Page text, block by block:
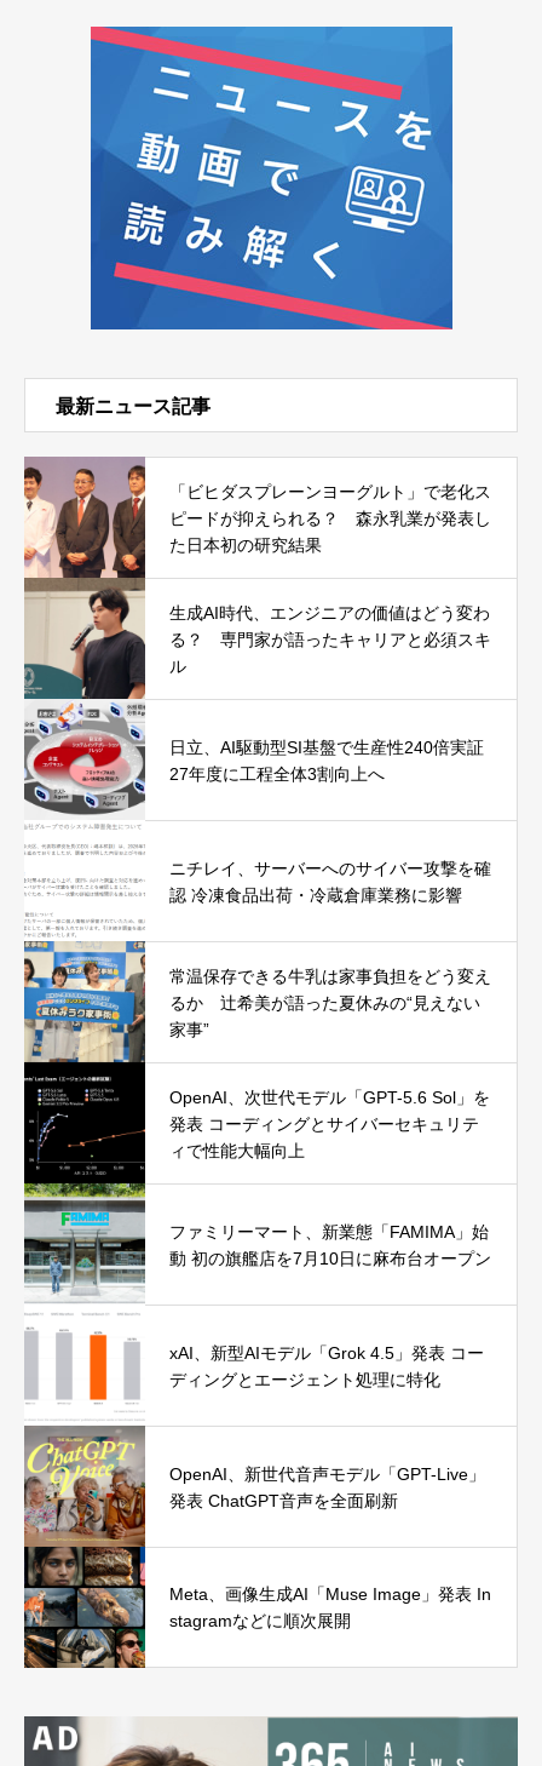
最新ニュース記事
「ビヒダスプレーンヨーグルト」で老化ス
ピードが抑えられる？ 森永乳業が発表し
た日本初の研究結果
生成AI時代、エンジニアの価値はどう変わ
る？ 専門家が語ったキャリアと必須スキ
ル
日立、AI駆動型SI基盤で生産性240倍実証
27年度に工程全体3割向上へ
ニチレイ、サーバーへのサイバー攻撃を確
認 冷凍食品出荷・冷蔵倉庫業務に影響
常温保存できる牛乳は家事負担をどう変え
るか 辻希美が語った夏休みの“見えない
家事”
OpenAI、次世代モデル「GPT-5.6 Sol」を
発表 コーディングとサイバーセキュリテ
ィで性能大幅向上
ファミリーマート、新業態「FAMIMA」始
動 初の旗艦店を7月10日に麻布台オープン
xAI、新型AIモデル「Grok 4.5」発表 コー
ディングとエージェント処理に特化
OpenAI、新世代音声モデル「GPT-Live」
発表 ChatGPT音声を全面刷新
Meta、画像生成AI「Muse Image」発表 In
stagramなどに順次展開